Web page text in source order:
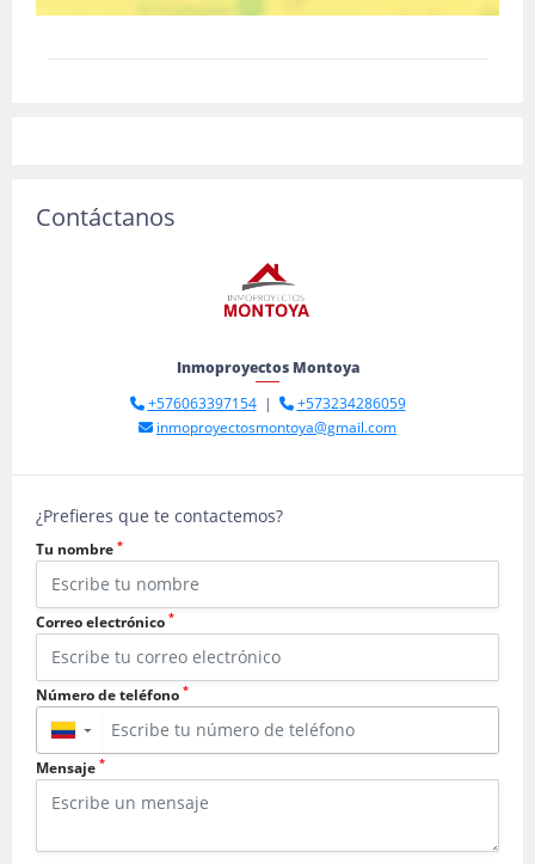
Contáctanos
Inmoproyectos Montoya
+576063397154|
+573234286059
inmoproyectosmontoya@gmail.com
¿Prefieres que te contactemos?
Tu nombre *
Correo electrónico *
Número de teléfono *
▼
Mensaje *